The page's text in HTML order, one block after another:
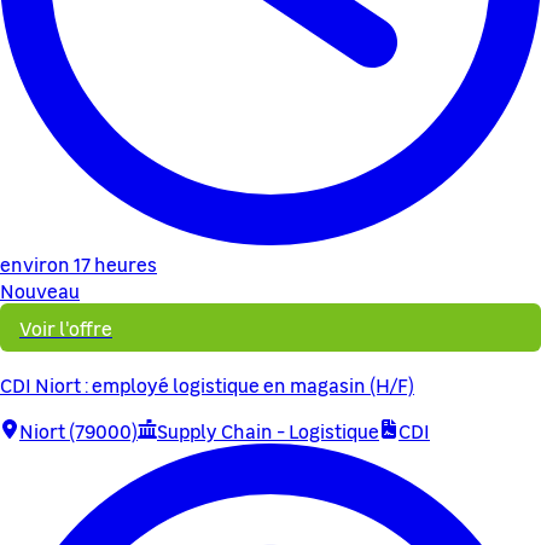
environ 17 heures
Nouveau
Voir l'offre
CDI Niort : employé logistique en magasin (H/F)
Niort (79000)
Supply Chain - Logistique CDI